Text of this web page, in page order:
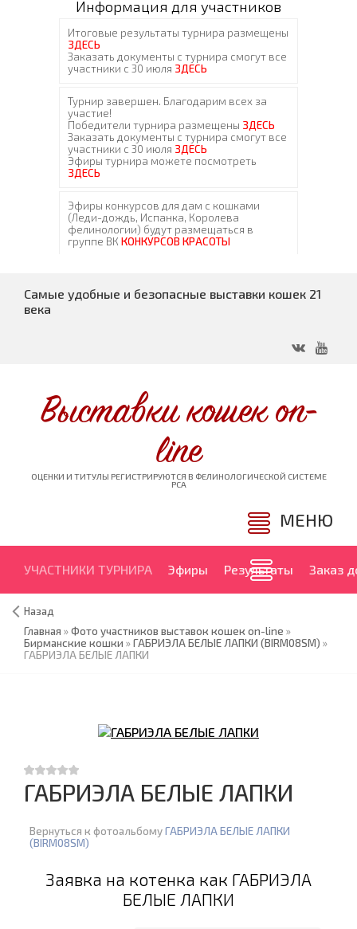
Информация для участников
Самые удобные и безопасные выставки кошек 21
века
Выставки кошек on-
line
ОЦЕНКИ И ТИТУЛЫ РЕГИСТРИРУЮТСЯ В ФЕЛИНОЛОГИЧЕСКОЙ СИСТЕМЕ
PCA
МЕНЮ
УЧАСТНИКИ ТУРНИРА Эфиры Результаты Заказ
Назад
Главная »Фото участников выставок кошек on-line »
Бирманские кошки »ГАБРИЭЛА БЕЛЫЕ ЛАПКИ (BIRM08SM) »
ГАБРИЭЛА БЕЛЫЕ ЛАПКИ
ГАБРИЭЛА БЕЛЫЕ ЛАПКИ
Вернуться к фотоальбомуГАБРИЭЛА БЕЛЫЕ ЛАПКИ
(BIRM08SM)
Заявка на котенка как ГАБРИЭЛА
БЕЛЫЕ ЛАПКИ